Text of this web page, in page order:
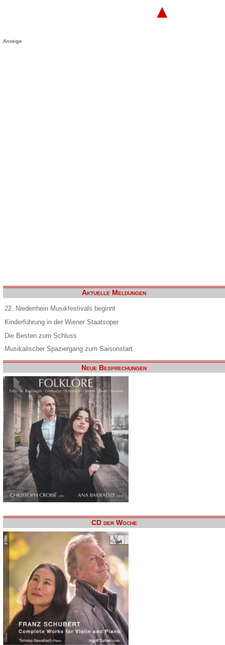
▲
Anzeige
Aktuelle Meldungen
22. Niederrhein Musikfestivals beginnt
Kinderführung in der Wiener Staatsoper
Die Besten zum Schluss
Musikalischer Spaziergang zum Saisonstart
Neue Besprechungen
CD der Woche